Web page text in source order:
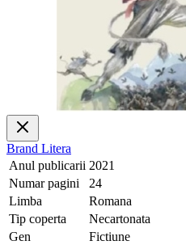
Brand Litera
Anul publicarii 2021
Numar pagini
24
Limba
Romana
Tip coperta
Necartonata
Gen
Fictiune